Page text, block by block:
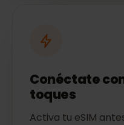
Conéctate
toques
Activa tu eSIM